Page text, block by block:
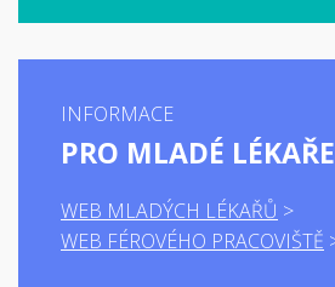
INFORMACE
PRO MLADÉ LÉKAŘE
WEB MLADÝCH LÉKAŘŮ
WEB FÉROVÉHO PRACOVIŠTĚ